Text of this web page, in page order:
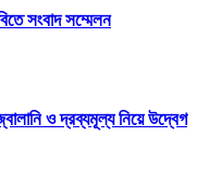
সংবাদ সম্মেলন
ও দ্রব্যমূল্য নিয়ে উদ্বেগ